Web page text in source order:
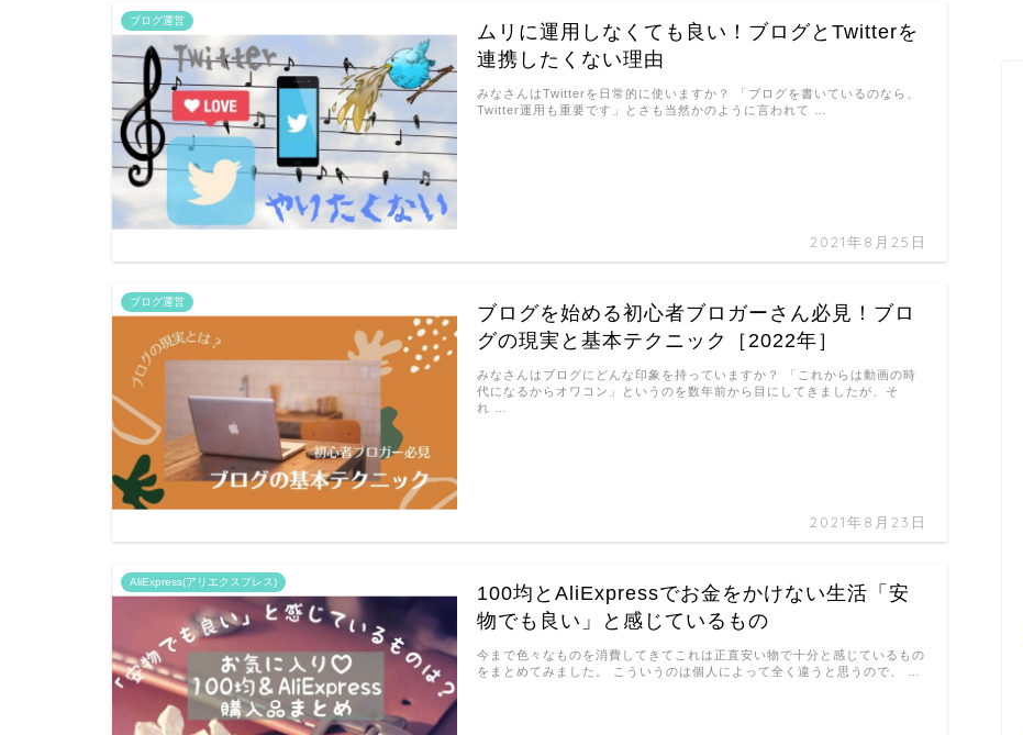
ブログ運営
ムリに運用しなくても良い！ブログとTwitterを
連携したくない理由
2021年8月25日
みなさんはTwitterを日常的に使いますか？ 「ブログを書いているのなら、
Twitter運用も重要です」とさも当然かのように言われて …
ブログ運営
ブログを始める初心者ブロガーさん必見！ブロ
グの現実と基本テクニック［2022年］
2021年8月23日
みなさんはブログにどんな印象を持っていますか？ 「これからは動画の時
代になるからオワコン」というのを数年前から目にしてきましたが、そ
れ …
AliExpress(アリエクスプレス)
100均とAliExpressでお金をかけない生活「安
物でも良い」と感じているもの
今まで色々なものを消費してきてこれは正直安い物で十分と感じているもの
をまとめてみました。 こういうのは個人によって全く違うと思うので、 …